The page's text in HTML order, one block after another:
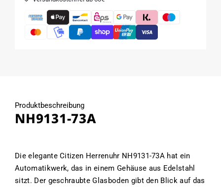
73A
73A
Produktbeschreibung
NH9131-73A
Die elegante Citizen Herrenuhr NH9131-73A hat ein
Automatikwerk, das in einem Gehäuse aus Edelstahl
sitzt. Der geschraubte Glasboden gibt den Blick auf das